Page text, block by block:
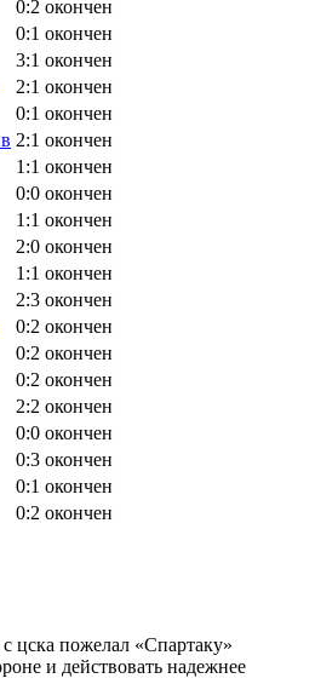
0:2 окончен
0:1 окончен
3:1 окончен
2:1 окончен
0:1 окончен
2:1 окончен
1:1 окончен
0:0 окончен
1:1 окончен
2:0 окончен
1:1 окончен
2:3 окончен
0:2 окончен
0:2 окончен
0:2 окончен
2:2 окончен
0:0 окончен
0:3 окончен
0:1 окончен
0:2 окончен
цска пожелал «Спартаку»
и действовать надежнее